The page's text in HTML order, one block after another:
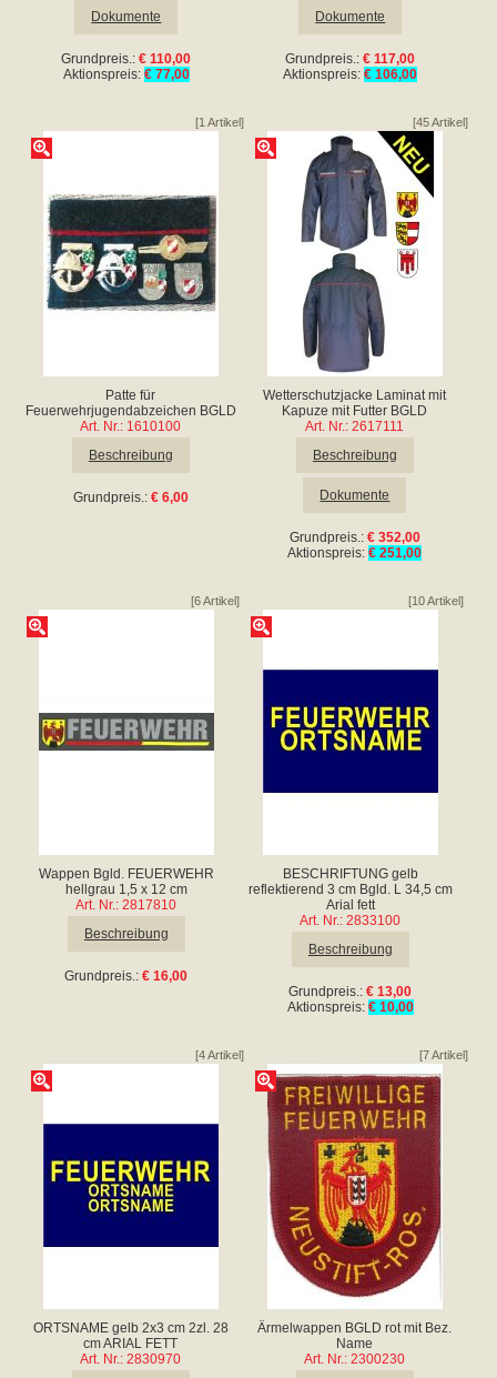
Dokumente
Grundpreis.:€ 110,00
Aktionspreis: € 77,00
Dokumente
Grundpreis.:€ 117,00
Aktionspreis:€ 106,00
[1 Artikel]
Patte für
Feuerwehrjugendabzeichen BGLD
Art. Nr.: 1610100
Beschreibung
Grundpreis.: € 6,00
[45 Artikel]
Wetterschutzjacke Laminat mit
Kapuze mit Futter BGLD
Art. Nr.: 2617111
Beschreibung
Dokumente
Grundpreis.: € 352,00
Aktionspreis:€ 251,00
[6 Artikel]
Wappen Bgld. FEUERWEHR
hellgrau 1,5 x 12 cm
Art. Nr.: 2817810
Beschreibung
Grundpreis.:€ 16,00
[10 Artikel]
BESCHRIFTUNG gelb
reflektierend 3 cm Bgld. L 34,5 cm
Arial fett
Art. Nr.: 2833100
Beschreibung
Grundpreis.:€ 13,00
Aktionspreis: € 10,00
[4 Artikel]
ORTSNAME gelb 2x3 cm 2zl. 28
cm ARIAL FETT
Art. Nr.: 2830970
[7 Artikel]
Ärmelwappen BGLD rot mit Bez.
Name
Art. Nr.: 2300230